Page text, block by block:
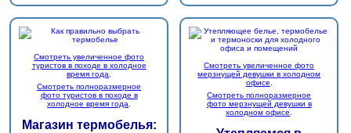
Смотреть увеличенное фото
туристов в походе в холодное
время года
Смотреть полноразмерное
фото туристов в походе в
холодное время года
Магазин термобелья:
Смотреть увеличенное фото
мерзнущей девушки в холодном
офисе
Смотреть полноразмерное
фото мерзнущей девушки в
холодном офисе